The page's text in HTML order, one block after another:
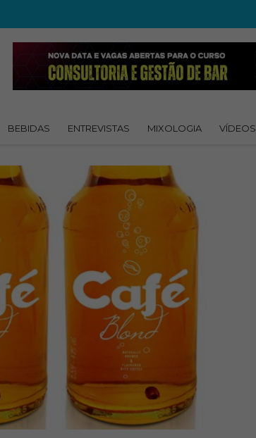
BEBIDAS ENTREVISTAS MIXOLOGIA VÍDEOS